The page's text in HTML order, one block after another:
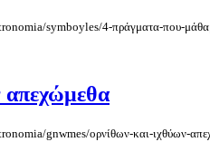
symboyles/4-πράγματα-που-
απεχώμεθα
gnwmes/ορνίθων-και-ιχθύων-